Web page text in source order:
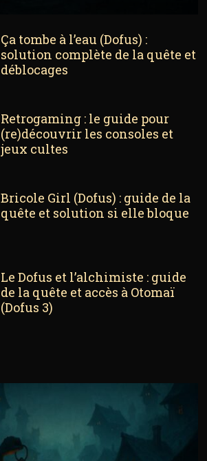
Ça tombe à l’eau (Dofus) :
solution complète de la quête et
déblocages
Retrogaming : le guide pour
(re)découvrir les consoles et
jeux cultes
Bricole Girl (Dofus) : guide de la
quête et solution si elle bloque
Le Dofus et l’alchimiste : guide
de la quête et accès à Otomaï
(Dofus 3)